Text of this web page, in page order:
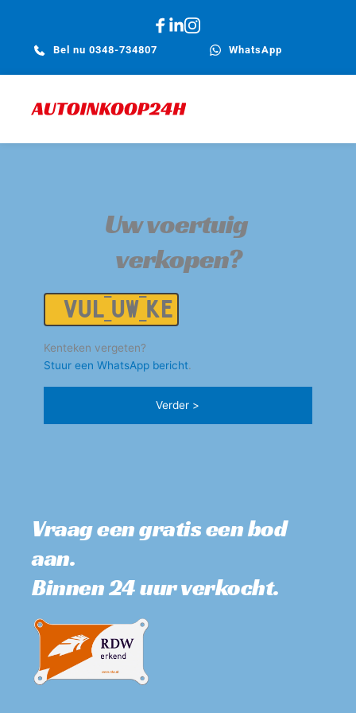
Bel nu 0348-734807 WhatsApp
Uw voertuig
verkopen?
Kenteken
Kenteken vergeten?
Stuur een WhatsApp bericht.
Vraag een gratis een bod
aan.
Binnen 24 uur verkocht.